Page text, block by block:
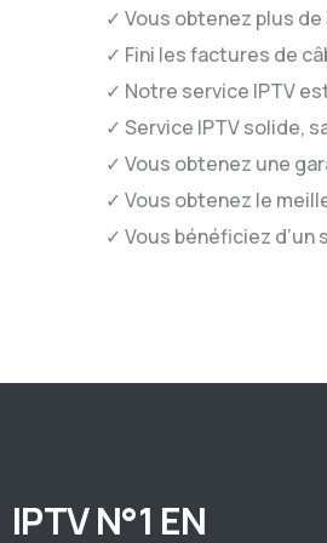
✓ Vous obtenez plus
✓ Fini les factures de
✓ Notre service IPTV
✓ Service IPTV solide,
✓ Vous obtenez une
✓ Vous obtenez le
✓ Vous bénéficiez d’un
IPTV N°1 EN